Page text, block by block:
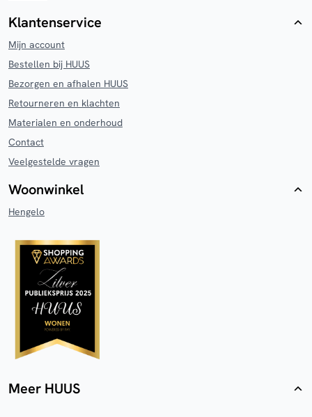
Klantenservice
Mijn account
Bestellen bij HUUS
Bezorgen en afhalen HUUS
Retourneren en klachten
Materialen en onderhoud
Contact
Veelgestelde vragen
Woonwinkel
Hengelo
Meer HUUS